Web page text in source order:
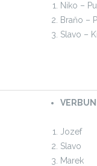
Niko –
Braňo –
Slavo –
Jozef
Slavo
Marek